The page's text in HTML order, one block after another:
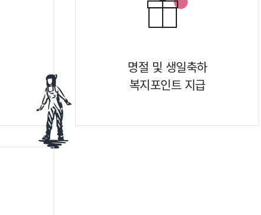
명절 및 생일축하
복지포인트 지급